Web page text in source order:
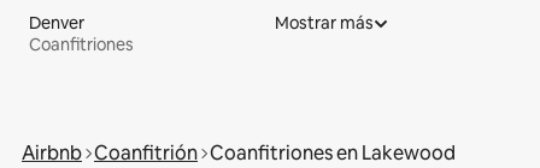
Denver
Coanfitriones
Mostrar más
Airbnb Coanfitrión Coanfitriones en Lakewood